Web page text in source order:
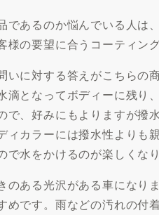
あるのか悩んでいる人は
の要望に合うコーティン
いに対する答えがこちらの
となってボディーに残り
、好みにもよりますが撥
カラーには撥水性よりも
水をかけるのが楽しくなり
ある光沢がある車になり
です。雨などの汚れの付